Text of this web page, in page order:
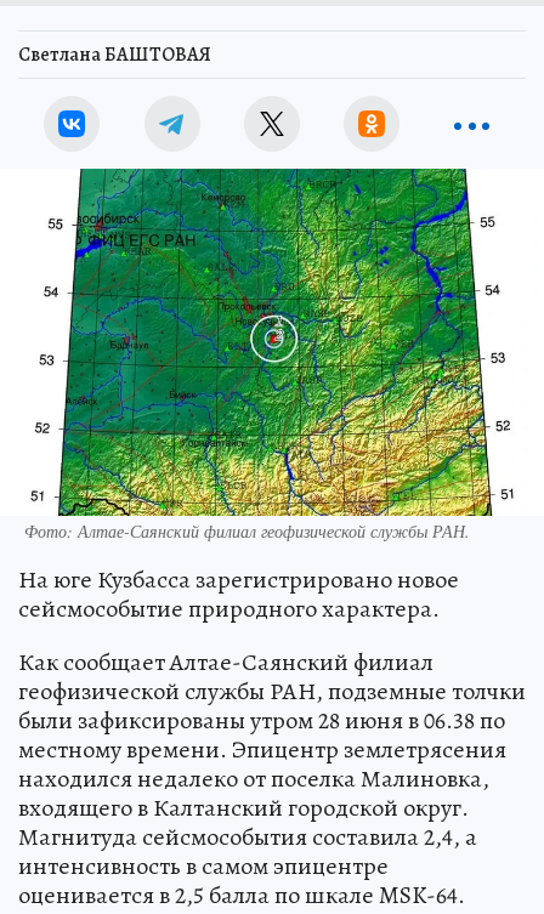
Светлана БАШТОВАЯ
Фото: Алтае-Саянский филиал геофизической службы РАН.
На юге Кузбасса зарегистрировано новое
сейсмособытие природного характера.
Как сообщает Алтае-Саянский филиал
геофизической службы РАН, подземные толчки
были зафиксированы утром 28 июня в 06.38 по
местному времени. Эпицентр землетрясения
находился недалеко от поселка Малиновка,
входящего в Калтанский городской округ.
Магнитуда сейсмособытия составила 2,4, а
интенсивность в самом эпицентре
оценивается в 2,5 балла по шкале MSK-64.